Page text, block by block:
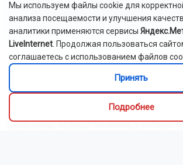
обязательному пенсионному
рассказала Оксана Бабаскина.
Кто может это сделать? Закон
-россиянам, работающим за границей;
-тем, кто хочет заплатить взносы за
(например, за родственника, у которого
Мы используем файлы cookie для
анализа посещаемости и улучшения
аналитики применяются сервисы
LiveInternet . Продолжая пользоваться
соглашаетесь с использованием файлов
Принять
Подробнее